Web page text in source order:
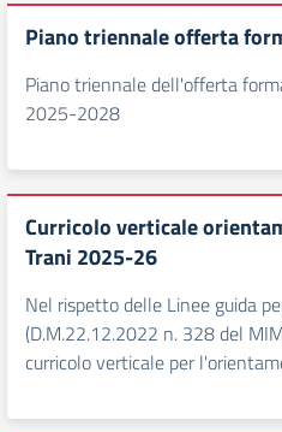
Piano triennale offerta
Piano triennale dell'offerta
2025-2028
Curricolo verticale
Trani 2025-26
Nel rispetto delle Linee guida
(D.M.22.12.2022 n. 328 del
curricolo verticale per